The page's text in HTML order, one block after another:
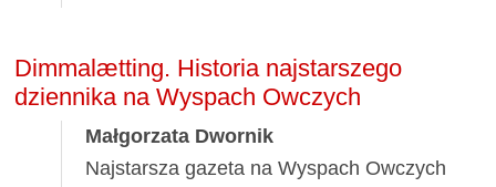
Dimmalætting. Historia najstarszego
dziennika na Wyspach Owczych
Małgorzata Dwornik
Najstarsza gazeta na Wyspach Owczych